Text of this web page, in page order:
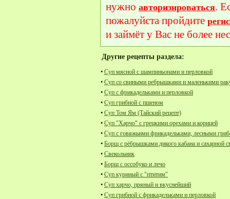
нужно авторизироваться.
пожалуйста пройдите
и займёт у Вас не более
Другие рецепты раздела:
• Суп мясной с шампиньонами и перловкой
• Суп со свиными ребрышками и маленькими
• Суп с фрикадельками и перловкой
• Суп грибной с пшеном
• Суп Том Ям (Тайский рецепт)
• Суп "Харчо" с грецкими орехами и корицей
• Суп с говяжьими фрикадельками, лесными
• Борщ с рёбрышками дикого кабана и сахарной
• Свекольник
• Борщ с оссобуко и лечо
• Суп куриный с "птитим"
• Суп харчо, пряный и вкуснейший
• Суп грибной с фрикадельками и перловкой